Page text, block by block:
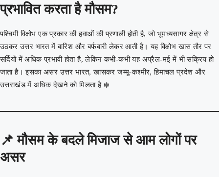
प्रभावित करता है मौसम?
पश्चिमी विक्षोभ एक प्रकार की हवाओं की प्रणाली होती है, जो भूमध्यसागर क्षेत्र से
उठकर उत्तर भारत में बारिश और बर्फबारी लेकर आती है। यह विक्षोभ खास तौर पर
सर्दियों में अधिक प्रभावी होता है, लेकिन कभी-कभी यह अप्रैल-मई में भी सक्रिय हो
जाता है। इसका असर उत्तर भारत, खासकर जम्मू-कश्मीर, हिमाचल प्रदेश और
उत्तराखंड में अधिक देखने को मिलता है ❄️
📌 मौसम के बदले मिजाज से आम लोगों पर
असर